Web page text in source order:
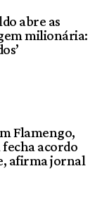
abre as
milionária:
Flamengo,
acordo
afirma jornal